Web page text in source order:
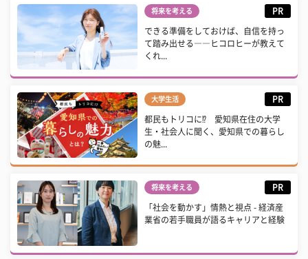
将来を考える PR
できる準備をしておけば、自信を持っ
て踏み出せる――ヒコロヒーが教えて
くれ...
大学生活 PR
都民もトリコに⁉ 愛知県在住の大学
生・社会人に聞く、愛知県での暮らし
の魅...
将来を考える PR
「社会を動かす」情熱と視点 - 経済産
業省の若手職員が語るキャリアと経験